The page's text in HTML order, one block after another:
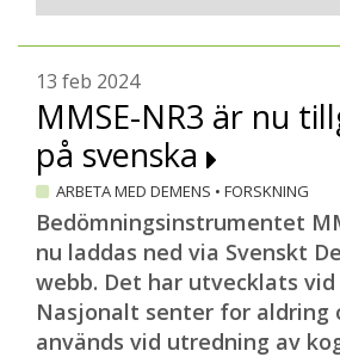
13 feb 2024
MMSE-NR3 är nu
på svenska
ARBETA MED DEMENS • FORSKNING
Bedömningsinstrumentet
nu laddas ned via Svenskt
webb. Det har utvecklats vid
Nasjonalt senter for aldring
används vid utredning av